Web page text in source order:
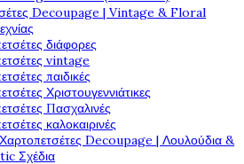
Decoupage | Vintage & Floral
διάφορες
vintage
παιδικές
Χριστουγεννιάτικες
Πασχαλινές
καλοκαιρινές
Decoupage | Λουλούδια &
Σχέδια